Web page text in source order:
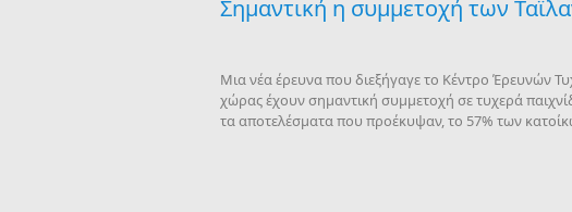
Σημαντική η συμμετοχή των
Μια νέα έρευνα που διεξήγαγε το Κέντρο Έρευνών
χώρας έχουν σημαντική συμμετοχή σε τυχερά
τα αποτελέσματα που προέκυψαν, το 57% των